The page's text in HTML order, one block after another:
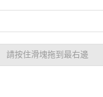
請按住滑塊拖到最右邊